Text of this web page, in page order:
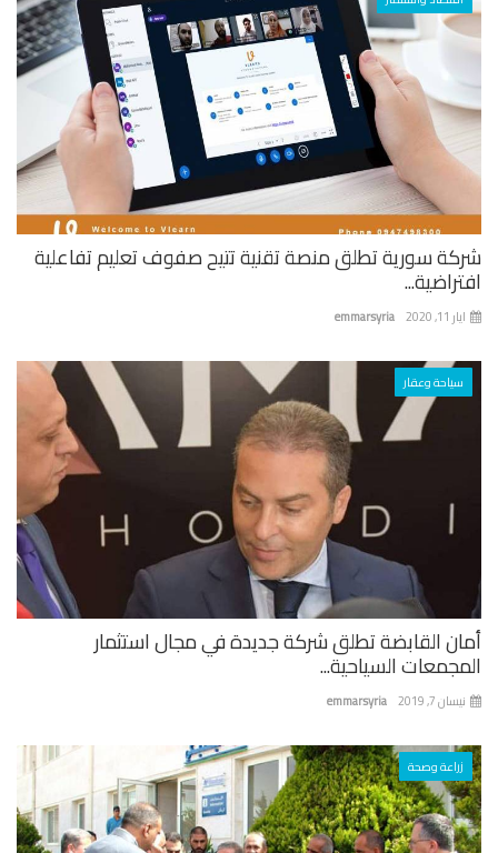
سورية تطلق منصة تقنية تتيح صفوف تعليم تفاعلية
emmarsyria
سياحة وعقار
القابضة تطلق شركة جديدة في مجال استثمار
السياحية...
emmarsyria 7, 2019
زراعة وصحة